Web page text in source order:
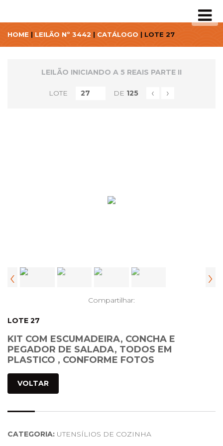
HOME | LEILÃO Nº 3442 | CATÁLOGO | LOTE 27
LEILÃO INICIANDO A 5 REAIS PARTE II
LOTE DE 125 ‹ ›
‹ ›
Compartilhar:
LOTE 27
KIT COM ESCUMADEIRA, CONCHA E
PEGADOR DE SALADA, TODOS EM
PLASTICO , CONFORME FOTOS
VOLTAR
CATEGORIA: UTENSÍLIOS DE COZINHA